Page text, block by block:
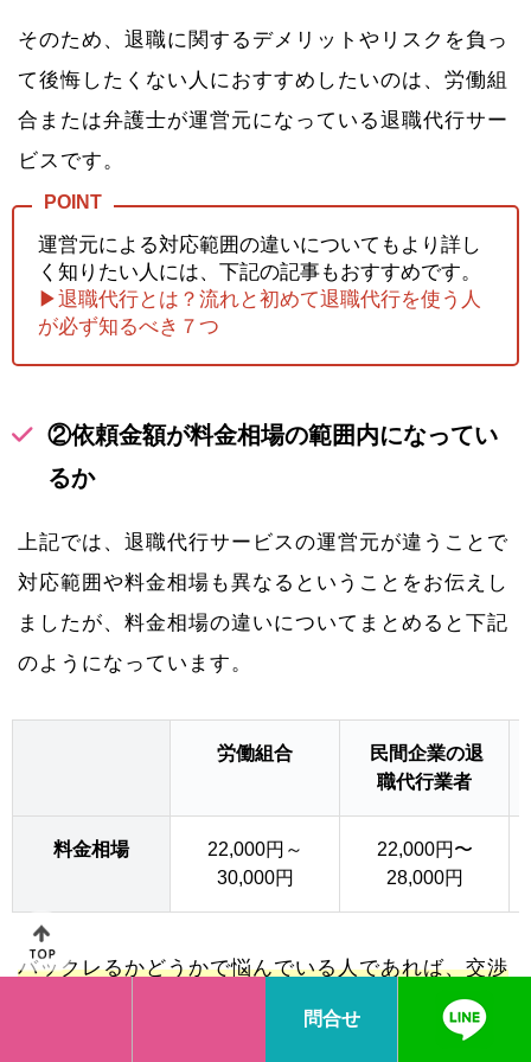
そのため、退職に関するデメリットやリスクを負っ
て後悔したくない人におすすめしたいのは、労働組
合または弁護士が運営元になっている退職代行サー
ビスです。
運営元による対応範囲の違いについてもより詳し
く知りたい人には、下記の記事もおすすめです。
▶退職代行とは？流れと初めて退職代行を使う人
が必ず知るべき７つ
②依頼金額が料金相場の範囲内になってい
るか
上記では、退職代行サービスの運営元が違うことで
対応範囲や料金相場も異なるということをお伝えし
ましたが、料金相場の違いについてまとめると下記
のようになっています。
労働組合
民間企業の退
職代行業者
料金相場
22,000円～
30,000円
22,000円〜
28,000円
バックレるかどうかで悩んでいる人であれば、交渉
できる労働組合か弁護士運営の退職代行サービスを
選ぶことになるかと思いますが、会社に対して訴訟
問合せ